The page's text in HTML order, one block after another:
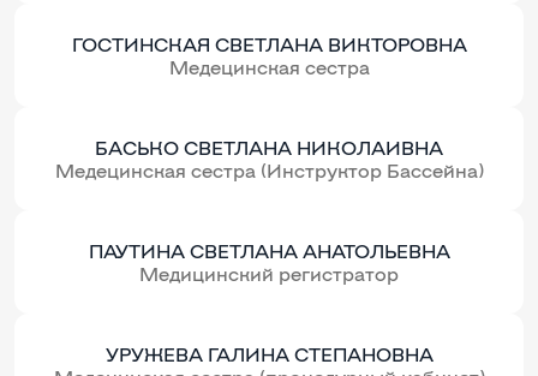
ГОСТИНСКАЯ СВЕТЛАНА ВИКТОРОВНА
Медецинская сестра
БАСЬКО СВЕТЛАНА НИКОЛАИВНА
Медецинская сестра (Инструктор Бассейна)
ПАУТИНА СВЕТЛАНА АНАТОЛЬЕВНА
Медицинский регистратор
УРУЖЕВА ГАЛИНА СТЕПАНОВНА